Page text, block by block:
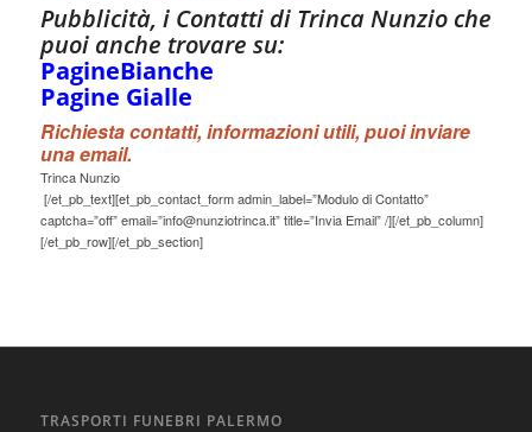
Pubblicità, i Contatti di Trinca Nunzio che
puoi anche trovare su:
PagineBianche
Pagine Gialle
Richiesta contatti, informazioni utili, puoi inviare
una email.
Trinca Nunzio
[/et_pb_text][et_pb_contact_form admin_label=”Modulo di Contatto”
captcha=”off” email=”info@nunziotrinca.it” title=”Invia Email” /][/et_pb_column]
[/et_pb_row][/et_pb_section]
TRASPORTI FUNEBRI PALERMO